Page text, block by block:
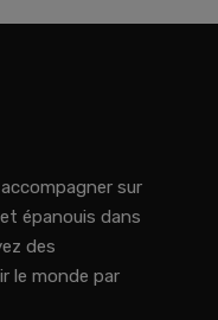
sur
épanouis dans
des
le monde par